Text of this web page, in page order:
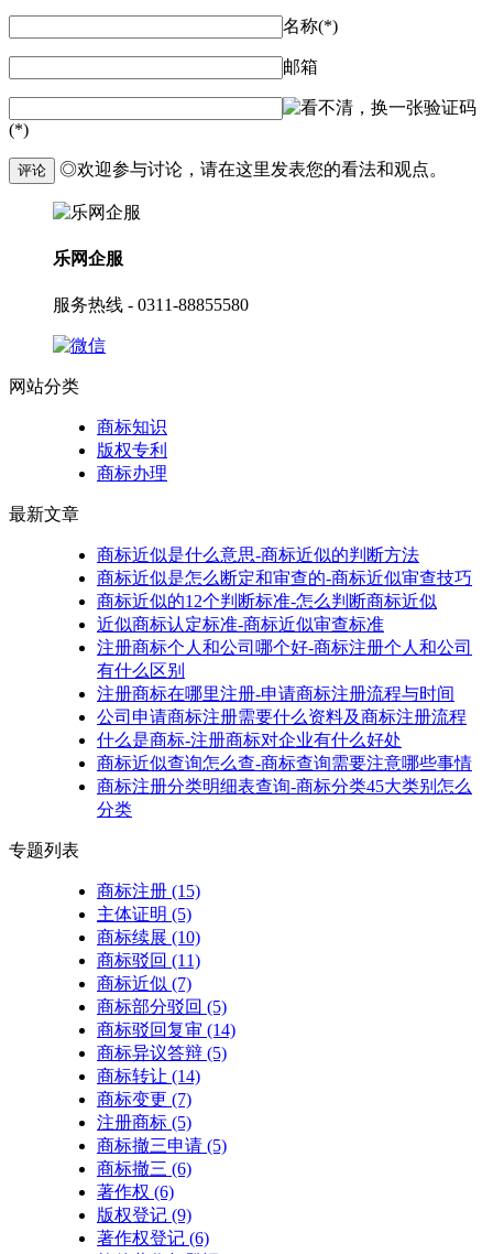
名称(*)
邮箱
验证码
(*)
评论 ◎欢迎参与讨论，请在这里发表您的看法和观点。
乐网企服
服务热线 - 0311-88855580
网站分类
商标知识
版权专利
商标办理
最新文章
商标近似是什么意思-商标近似的判断方法
商标近似是怎么断定和审查的-商标近似审查技巧
商标近似的12个判断标准-怎么判断商标近似
近似商标认定标准-商标近似审查标准
注册商标个人和公司哪个好-商标注册个人和公司
有什么区别
注册商标在哪里注册-申请商标注册流程与时间
公司申请商标注册需要什么资料及商标注册流程
什么是商标-注册商标对企业有什么好处
商标近似查询怎么查-商标查询需要注意哪些事情
商标注册分类明细表查询-商标分类45大类别怎么
分类
专题列表
商标注册 (15)
主体证明 (5)
商标续展 (10)
商标驳回 (11)
商标近似 (7)
商标部分驳回 (5)
商标驳回复审 (14)
商标异议答辩 (5)
商标转让 (14)
商标变更 (7)
注册商标 (5)
商标撤三申请 (5)
商标撤三 (6)
著作权 (6)
版权登记 (9)
著作权登记 (6)